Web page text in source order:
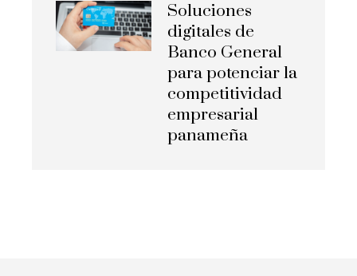
Soluciones
digitales de
Banco General
para potenciar la
competitividad
empresarial
panameña